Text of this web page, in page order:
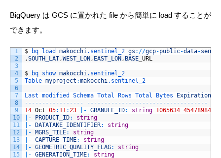
BigQuery は GCS に置かれた file から簡単に load することが
できます。
1
2
3
4
5
6
7
8
9
10
11
12
13
14
15
$ bq load makocchi .sentinel_2 gs : //gcp-public-data-
,SOUTH_LAT ,WEST_LON , EAST_LON , BASE URL
$ bq show makocchi .sentinel_2
Table myproject :makocchi .sentinel_2
Last modified Schema Total Rows Total Bytes Expiration
-- -- -- -- -- -- -- -- - -- -- -- -- -- -- -- -- -- -- -- -- -- -- -- -- -- -
14 Oct 05: 11 : 23 - GRANULE_ID: string 1065634 454789840
- PRODUCT_ID:
string
- DATATAKE_IDENTIFIER:
string
- MGRS_TILE:
string
- CAPTURE_TIME:
string
- GEOMETRIC_QUALITY_FLAG:
string
- GENERATION_TIME: string